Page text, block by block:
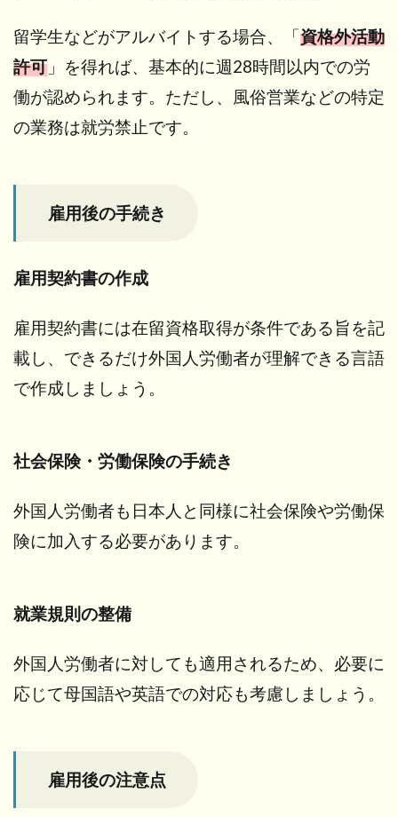
雇
用
の
注
意
在留
新
試用
期間
の説
ント
と安
全配
慮
い
留学生などがアルバイトする場合、「資格外活動
許可 」を得れば、基本的に週28時間以内での労
働が認められます。ただし、風俗営業などの特定
の業務は就労禁止です。
雇用後の手続き
雇用契約書の作成
雇用契約書には在留資格取得が条件である旨を記
載し、できるだけ外国人労働者が理解できる言語
で作成しましょう。
社会保険・労働保険の手続き
外国人労働者も日本人と同様に社会保険や労働保
険に加入する必要があります。
就業規則の整備
外国人労働者に対しても適用されるため、必要に
応じて母国語や英語での対応も考慮しましょう。
雇用後の注意点